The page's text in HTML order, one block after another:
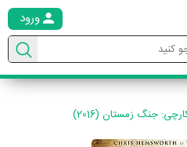
ورود
جنگ زمستان (2016)